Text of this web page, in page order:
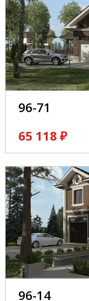
96-71
65 118 ₽
96-14